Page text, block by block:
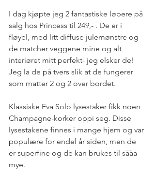
I dag kjøpte jeg 2 fantastiske løpere på
salg hos Princess til 249,- . De er i
fløyel, med litt diffuse julemønstre og
de matcher veggene mine og alt
interiøret mitt perfekt- jeg elsker de!
Jeg la de på tvers slik at de fungerer
som matter 2 og 2 over bordet.
Klassiske Eva Solo lysestaker fikk noen
Champagne-korker oppi seg. Disse
lysestakene finnes i mange hjem og var
populære for endel år siden, men de
er superfine og de kan brukes til sååa
mye.